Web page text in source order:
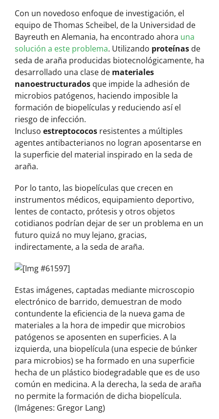
Con un novedoso enfoque de investigación, el
equipo de Thomas Scheibel, de la Universidad de
Bayreuth en Alemania, ha encontrado ahora una
solución a este problema. Utilizando proteínas de
seda de araña producidas biotecnológicamente, ha
desarrollado una clase de materiales
nanoestructurados que impide la adhesión de
microbios patógenos, haciendo imposible la
formación de biopelículas y reduciendo así el
riesgo de infección.
Incluso estreptococos resistentes a múltiples
agentes antibacterianos no logran aposentarse en
la superficie del material inspirado en la seda de
araña.
Por lo tanto, las biopelículas que crecen en
instrumentos médicos, equipamiento deportivo,
lentes de contacto, prótesis y otros objetos
cotidianos podrían dejar de ser un problema en un
futuro quizá no muy lejano, gracias,
indirectamente, a la seda de araña.
Estas imágenes, captadas mediante microscopio
electrónico de barrido, demuestran de modo
contundente la eficiencia de la nueva gama de
materiales a la hora de impedir que microbios
patógenos se aposenten en superficies. A la
izquierda, una biopelícula (una especie de búnker
para microbios) se ha formado en una superficie
hecha de un plástico biodegradable que es de uso
común en medicina. A la derecha, la seda de araña
no permite la formación de dicha biopelícula.
(Imágenes: Gregor Lang)